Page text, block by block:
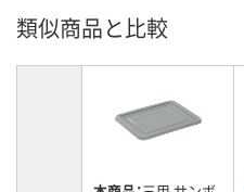
類似商品と比較